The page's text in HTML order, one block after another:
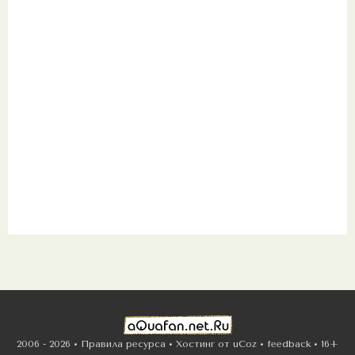
2006 - 2026 • Правила ресурса • Хостинг от uCoz • feedback • 16+